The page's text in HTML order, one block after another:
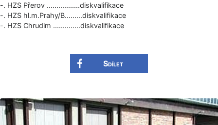
-. HZS Přerov .............­....diskvalifi­kace
-. HZS hl.m.Prahy/B.­........diskva­lifikace
-. HZS Chrudim .............­.diskvalifika­ce
Sdílet